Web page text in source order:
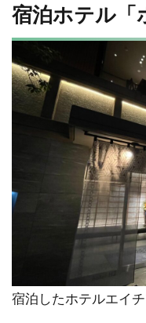
宿泊ホテル「
宿泊したホテルエイ